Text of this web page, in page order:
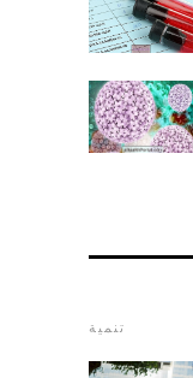
تنمية